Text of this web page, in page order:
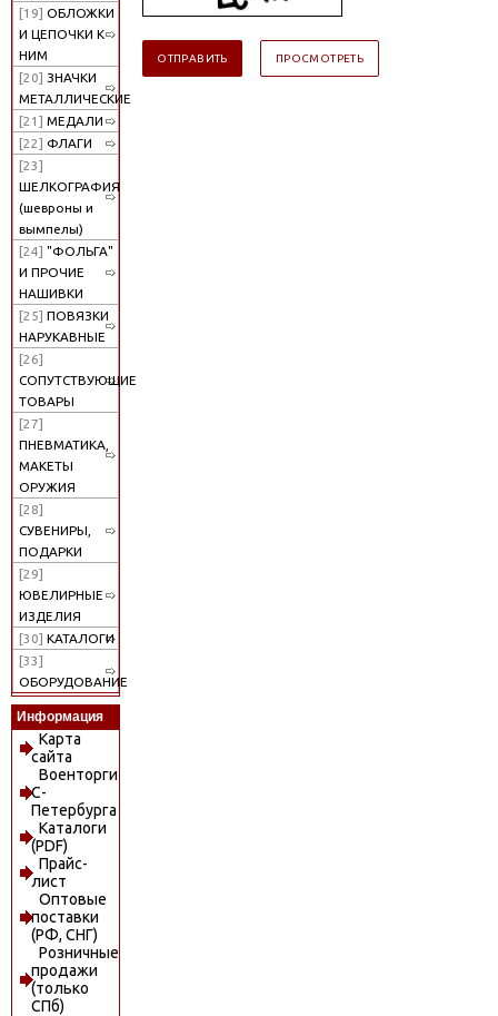
[19] ОБЛОЖКИ
И ЦЕПОЧКИ К
НИМ
[20] ЗНАЧКИ
МЕТАЛЛИЧЕСКИЕ
[21] МЕДАЛИ
[22] ФЛАГИ
[23]
ШЕЛКОГРАФИЯ
(шевроны и
вымпелы)
[24] "ФОЛЬГА"
И ПРОЧИЕ
НАШИВКИ
[25] ПОВЯЗКИ
НАРУКАВНЫЕ
[26]
СОПУТСТВУЮЩИЕ
ТОВАРЫ
[27]
ПНЕВМАТИКА,
МАКЕТЫ
ОРУЖИЯ
[28]
СУВЕНИРЫ,
ПОДАРКИ
[29]
ЮВЕЛИРНЫЕ
ИЗДЕЛИЯ
[30] КАТАЛОГИ
[33]
ОБОРУДОВАНИЕ
Информация
Карта
сайта
Военторги
С-
Петербурга
Каталоги
(PDF)
Прайс-
лист
Оптовые
поставки
(РФ, СНГ)
Розничные
продажи
(только
СПб)